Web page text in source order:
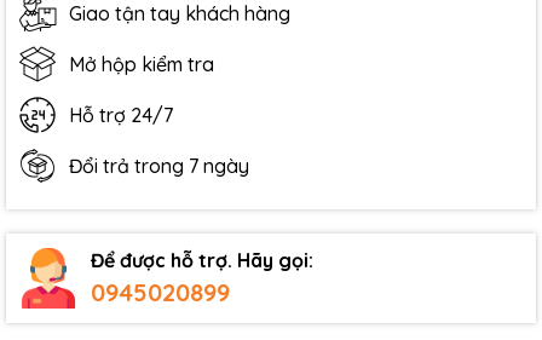
Giao tận tay khách hàng
Mở hộp kiểm tra
Hỗ trợ 24/7
Đổi trả trong 7 ngày
Để được hỗ trợ. Hãy gọi:
0945020899